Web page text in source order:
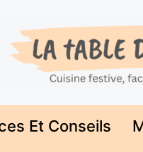
Et Conseils